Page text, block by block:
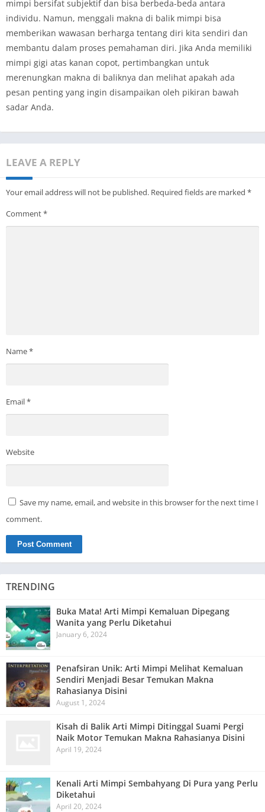
mimpi bersifat subjektif dan bisa berbeda-beda antara
individu. Namun, menggali makna di balik mimpi bisa
memberikan wawasan berharga tentang diri kita sendiri dan
membantu dalam proses pemahaman diri. Jika Anda memiliki
mimpi gigi atas kanan copot, pertimbangkan untuk
merenungkan makna di baliknya dan melihat apakah ada
pesan penting yang ingin disampaikan oleh pikiran bawah
sadar Anda.
LEAVE A REPLY
Your email address will not be published. Required fields are marked *
Comment*
Name*
Email*
Website
Save my name, email, and website in this browser for the next time I
comment.
TRENDING
Buka Mata! Arti Mimpi Kemaluan Dipegang
Wanita yang Perlu Diketahui
January 6, 2024
Penafsiran Unik: Arti Mimpi Melihat Kemaluan
Sendiri Menjadi Besar Temukan Makna
Rahasianya Disini
August 1, 2024
Kisah di Balik Arti Mimpi Ditinggal Suami Pergi
Naik Motor Temukan Makna Rahasianya Disini
April 19, 2024
Kenali Arti Mimpi Sembahyang Di Pura yang Perlu
Diketahui
April 20, 2024